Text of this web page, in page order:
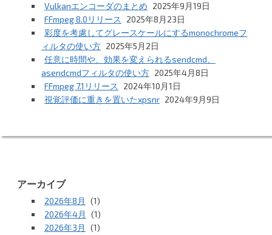
Vulkanエンコーダのまとめ 2025年9月19日
FFmpeg 8.0リリース
2025年8月23日
彩度を考慮してグレースケールにするmonochromeフ
ィルタの使い方 2025年5月2日
任意に時間や、効果を変えられるsendcmd、
asendcmdフィルタの使い方 2025年4月8日
FFmpeg 7.1リリース
2024年10月1日
視覚評価に重きを置いたxpsnr 2024年9月9日
アーカイブ
2026年8月
(1)
2026年4月
(1)
2026年3月
(1)